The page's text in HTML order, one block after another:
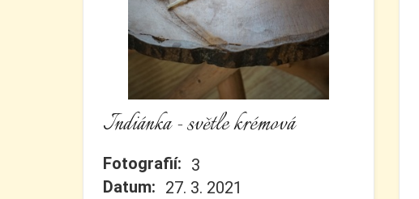
Indiánka - světle krémová
Fotografií: 3
Datum: 27. 3. 2021